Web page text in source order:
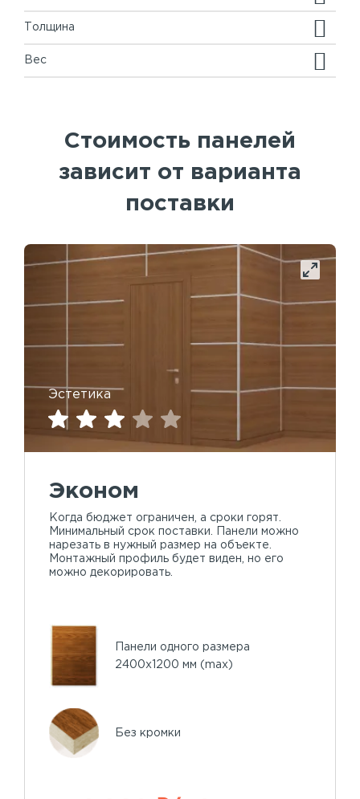
Толщина
Вес
Стоимость панелей
зависит от варианта
поставки
Эстетика
Эконом
Когда бюджет ограничен, а сроки горят.
Минимальный срок поставки. Панели можно
нарезать в нужный размер на объекте.
Монтажный профиль будет виден, но его
можно декорировать.
Панели одного размера
2400х1200 мм (max)
Без кромки